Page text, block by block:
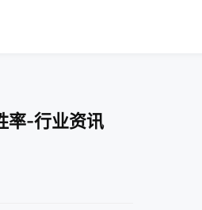
率-行业资讯